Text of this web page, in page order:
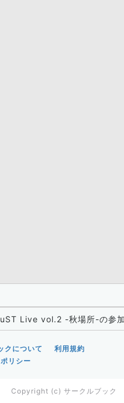
Live vol.2 -秋場所-の参
クについて
利用規約
リシー
Copyright (c) サークルブック